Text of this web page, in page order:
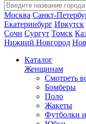
Москва Санкт-
Екатеринбург Иркутск
Сочи Сургут Томск
Нижний Новгород
Каталог
Женщинам
Смотреть
Бомберы
Поло
Жакеты
Футболки